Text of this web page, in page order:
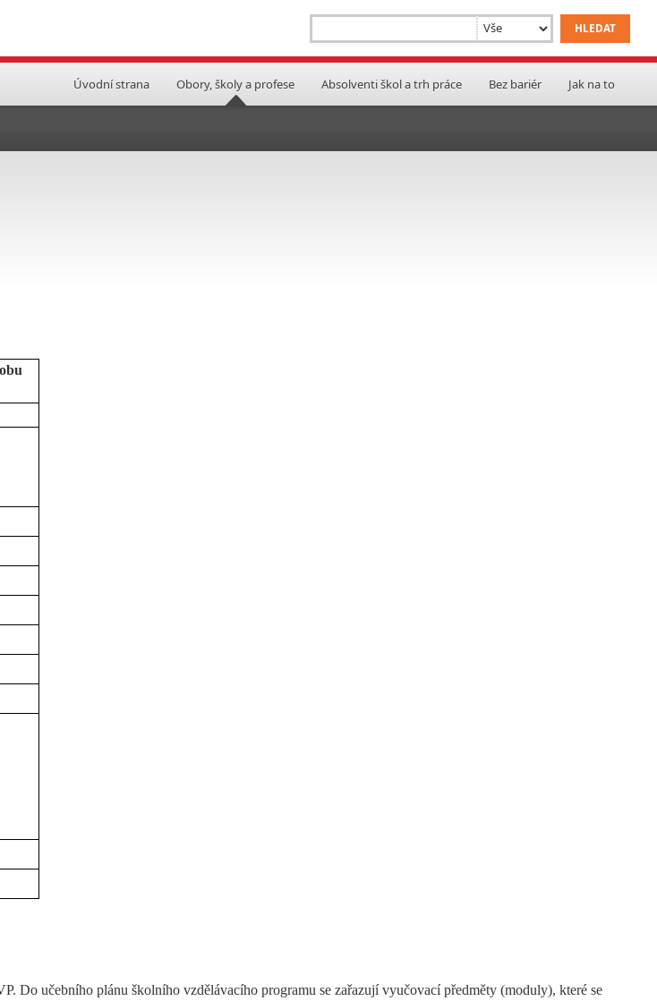
Úvodní strana Obory, školy a profese Absolventi škol a trh práce Bez bariér Jak na to
Do učebního plánu školního vzdělávacího programu se zařazují vyučovací předměty (moduly), které se